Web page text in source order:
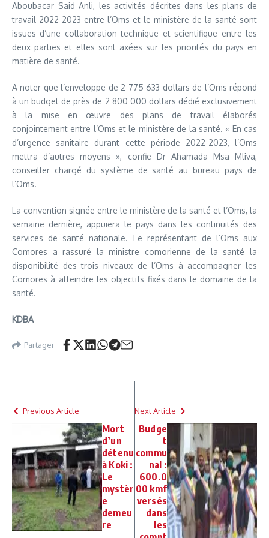
Aboubacar Said Anli, les activités décrites dans les plans de
travail 2022-2023 entre l’Oms et le ministère de la santé sont
issues d’une collaboration technique et scientifique entre les
deux parties et elles sont axées sur les priorités du pays en
matière de santé.
A noter que l’enveloppe de 2 775 633 dollars de l’Oms répond
à un budget de près de 2 800 000 dollars dédié exclusivement
à la mise en œuvre des plans de travail élaborés
conjointement entre l’Oms et le ministère de la santé. « En cas
d’urgence sanitaire durant cette période 2022-2023, l’Oms
mettra d’autres moyens », confie Dr Ahamada Msa Mliva,
conseiller chargé du système de santé au bureau pays de
l’Oms.
La convention signée entre le ministère de la santé et l’Oms, la
semaine dernière, appuiera le pays dans les continuités des
services de santé nationale. Le représentant de l’Oms aux
Comores a rassuré la ministre comorienne de la santé la
disponibilité des trois niveaux de l’Oms à accompagner les
Comores à atteindre les objectifs fixés dans le domaine de la
santé.
KDBA
Partager
Previous Article
Mort
d’un
détenu
à Koki :
Le
mystèr
e
demeu
re
Next Article
Budge
t
commu
nal :
600.0
00 kmf
versés
dans
les